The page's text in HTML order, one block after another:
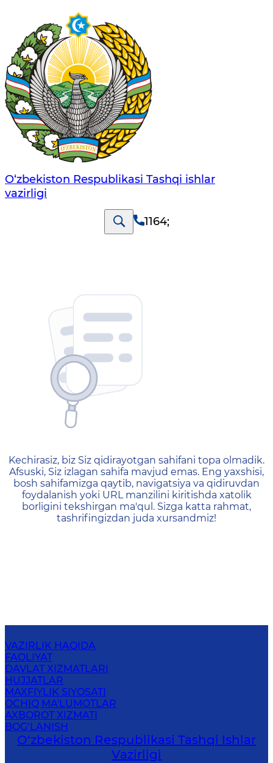
O‘zbеkistоn Rеspublikаsi Tashqi ishlаr
vаzirligi
1164;
404 — Страница не
Kechirasiz, biz Siz qidirayotgan sahifani topa olmadik.
Afsuski, Siz izlagan sahifa mavjud emas. Eng yaxshisi,
bosh sahifamizga qaytib, navigatsiya va qidiruvdan
foydalanish yoki URL manzilini kiritishda xatolik
borligini tekshirgan ma'qul. Sizga katta rahmat,
tashrifingizdan juda xursandmiz!
VAZIRLIK HAQIDA
FAOLIYAT
DAVLAT XIZMATLARI
HUJJATLAR
MAXFIYLIK SIYOSATI
OCHIQ MA'LUMOTLAR
AXBOROT XIZMATI
BOG‘LANISH
O‘zbеkistоn Rеspublikаsi Tashqi Ishlаr
Vаzirligi